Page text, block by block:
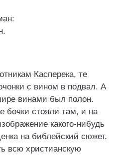
Касперека, те
с вином в подвал. А
винами был полон.
бочки стояли там, и на
какого-нибудь
на библейский сюжет.
всю христианскую